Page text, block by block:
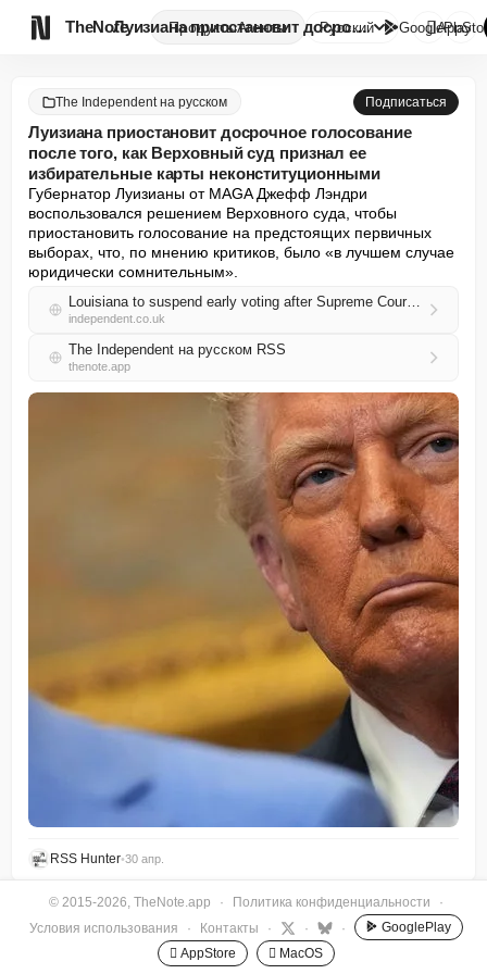
TheNote ПродуктыАгенты Луизиана приостановит досрочно...
Русский GooglePlay

The Independent на русском Подписаться
Луизиана приостановит досрочное голосование
после того, как Верховный суд признал ее
избирательные карты неконституционными
Губернатор Луизианы от MAGA Джефф Лэндри
воспользовался решением Верховного суда, чтобы
приостановить голосование на предстоящих первичных
выборах, что, по мнению критиков, было «в лучшем случае
юридически сомнительным».
Louisiana to suspend early voting after Supreme Court ruled its election maps unconstitutional
independent.co.uk
The Independent на русском RSS
thenote.app
RSS Hunter•30 апр.
© 2015-2026, TheNote.app · Политика конфиденциальности
·
Условия использования
· Контакты · · ·
GooglePlay
 AppStore
 MacOS